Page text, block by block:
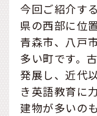
今回ご紹介す
県の西部に位
青森市、八戸
多い町です。
発展し、近代
き英語教育に
建物が多いの